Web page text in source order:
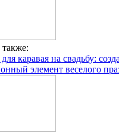
каравая на свадьбу:
элемент веселого